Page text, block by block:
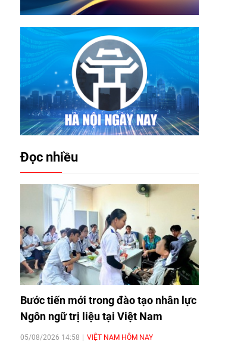
Đọc nhiều
Bước tiến mới trong đào tạo nhân lực
Ngôn ngữ trị liệu tại Việt Nam
05/08/2026 14:58 VIỆT NAM HÔM NAY